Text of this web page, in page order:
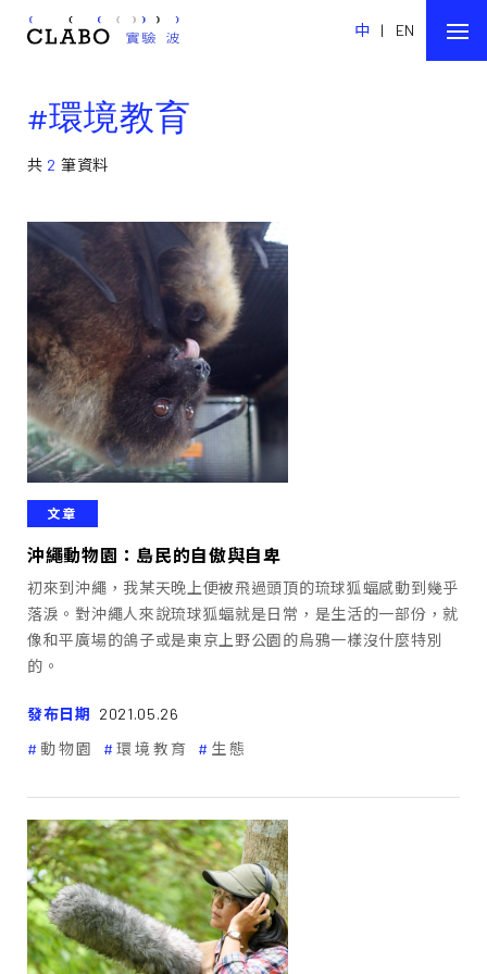
中 | EN
#環境教育
共 2 筆資料
文章
沖繩動物園：島民的自傲與自卑
初來到沖繩，我某天晚上便被飛過頭頂的琉球狐蝠感動到幾乎
落淚。對沖繩人來說琉球狐蝠就是日常，是生活的一部份，就
像和平廣場的鴿子或是東京上野公園的烏鴉一樣沒什麼特別
的。
發布日期 2021.05.26
動物園
環境教育 生態